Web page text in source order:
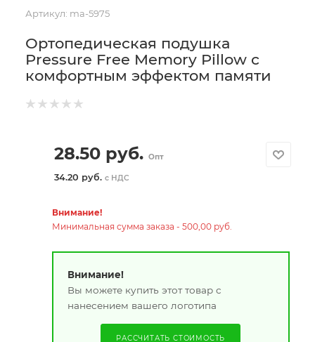
Артикул: ma-5975
Ортопедическая подушка
Pressure Free Memory Pillow с
комфортным эффектом памяти
28.50руб. Опт
34.20 руб. с НДС
Внимание!
Минимальная сумма заказа - 500,00 руб.
Внимание!
Вы можете купить этот товар с
нанесением вашего логотипа
РАССЧИТАТЬ СТОИМОСТЬ